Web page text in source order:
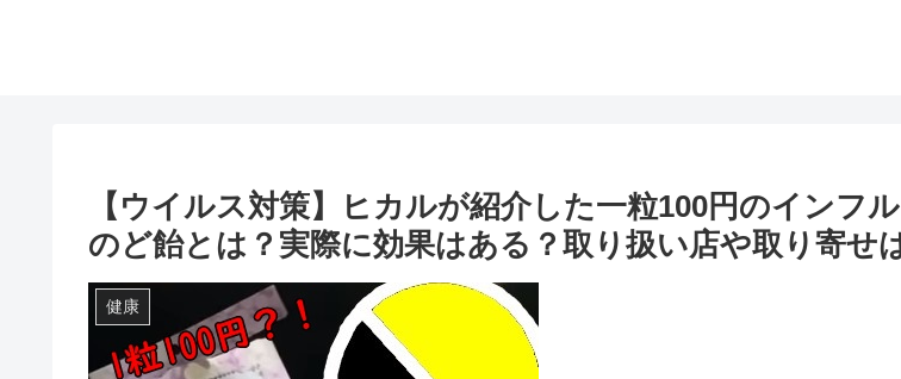
【ウイルス対策】ヒカルが紹介した一粒100円のインフ
のど飴とは？実際に効果はある？取り扱い店や取り寄せ
健康